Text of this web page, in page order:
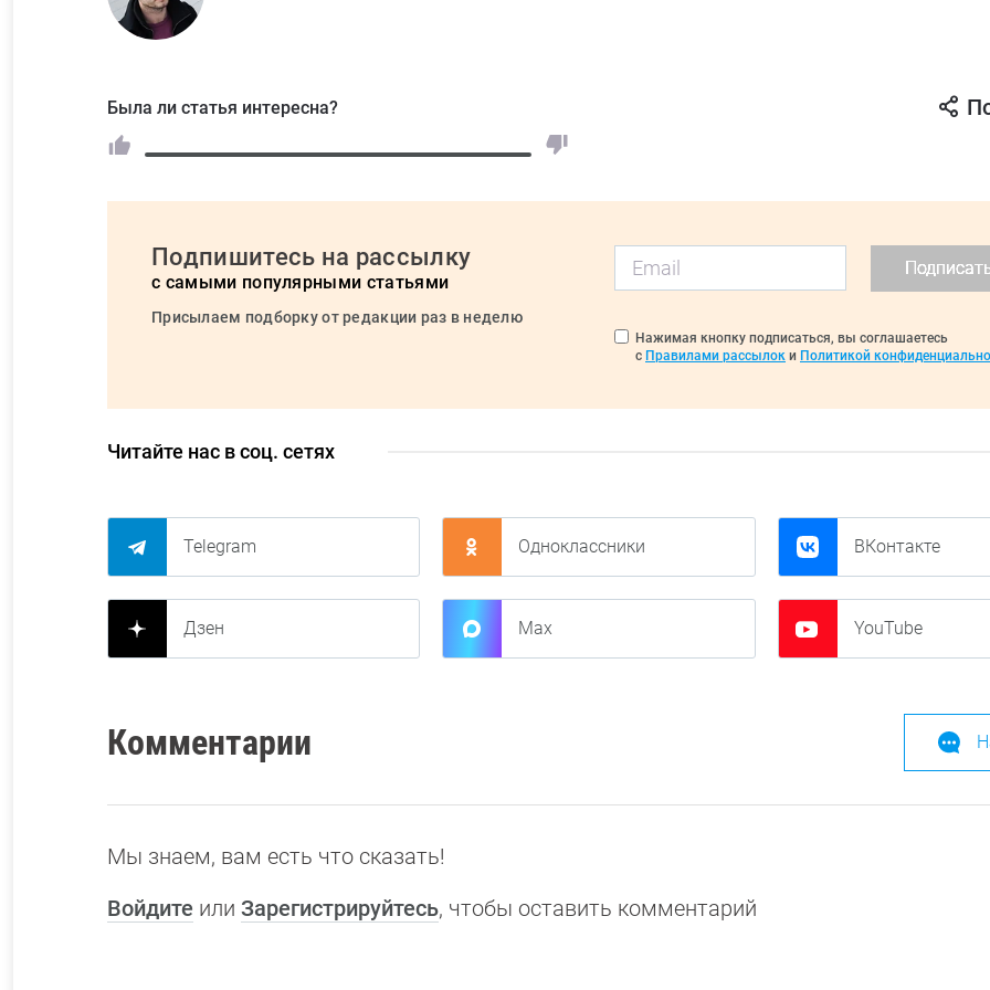
Была ли статья интересна?
Подпишитесь на рассылку
с самыми популярными статьями
Присылаем подборку от редакции раз в неделю
Нажимая кнопку подписаться, вы соглашаетесь
с Правилами рассылок и Политикой
Читайте нас в соц. сетях
Telegram Одноклассники ВКонтакте
Дзен Max YouTube
Комментарии
Мы знаем, вам есть что сказать!
Войдите или Зарегистрируйтесь, чтобы оставить комментарий